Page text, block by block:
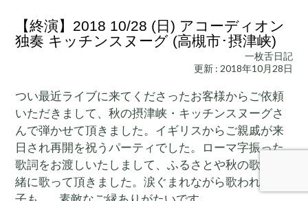
【終演】2018 10/28 (日) アコーディオン
独奏 キッチンスヌーグ (高槻市･摂津峡)
一枚舌日記
更新 : 2018年10月28日
つい最近ライブに来てくださったお客様からご依頼
いただきまして、秋の摂津峡・キッチンスヌーグさ
んで弾かせて頂きました。イギリスからご親戚が来
日され再開を祝うパーティでした。ローマ字振った
歌詞をお渡しいたしまして、ふるさとや秋の歌を一
緒に歌って頂きました。涙ぐまれながら歌われる様